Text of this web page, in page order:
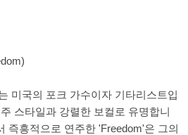
미국의 포크 가수이자 기타리스트입
스타일과 강렬한 보컬로 유명합니
즉흥적으로 연주한 'Freedom'은 그의